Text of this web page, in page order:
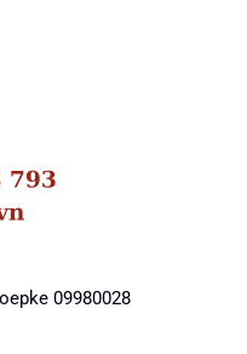
09980028